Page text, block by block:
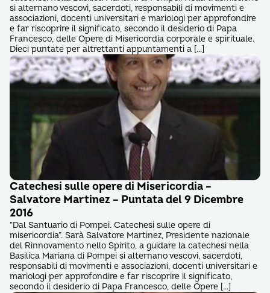
si alternano vescovi, sacerdoti, responsabili di movimenti e
associazioni, docenti universitari e mariologi per approfondire
e far riscoprire il significato, secondo il desiderio di Papa
Francesco, delle Opere di Misericordia corporale e spirituale.
Dieci puntate per altrettanti appuntamenti a […]
Catechesi sulle opere di Misericordia –
Salvatore Martinez – Puntata del 9 Dicembre
2016
“Dal Santuario di Pompei. Catechesi sulle opere di
misericordia”. Sarà Salvatore Martinez, Presidente nazionale
del Rinnovamento nello Spirito, a guidare la catechesi nella
Basilica Mariana di Pompei si alternano vescovi, sacerdoti,
responsabili di movimenti e associazioni, docenti universitari e
mariologi per approfondire e far riscoprire il significato,
secondo il desiderio di Papa Francesco, delle Opere […]